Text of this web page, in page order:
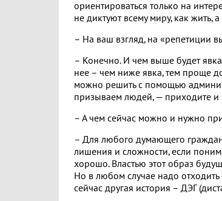
ориентироваться только на
не диктуют всему миру, как жить,
– На ваш взгляд, на «репетиции
– Конечно. И чем выше будет
нее – чем ниже явка, тем проще
можно решить с помощью
призываем людей, — приходите и
– А чем сейчас можно и нужно
– Для любого думающего
лишения и сложности, если
хорошо. Властью этот образ
Но в любом случае надо отходить
сейчас другая история – ДЭГ